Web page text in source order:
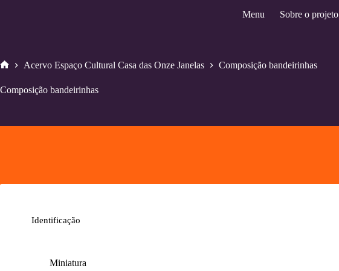
Menu Sobre o projeto
Acervo Espaço Cultural Casa das Onze Janelas Composição bandeirinhas
Composição bandeirinhas
Identificação
Miniatura